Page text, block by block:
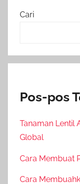
Cari
Pos-pos
Tanaman Lentil
Global
Cara Membuat
Cara